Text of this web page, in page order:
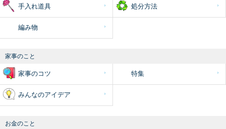
手入れ道具 処分方法
編み物
家事のこと
家事のコツ 特集
みんなのアイデア
お金のこと